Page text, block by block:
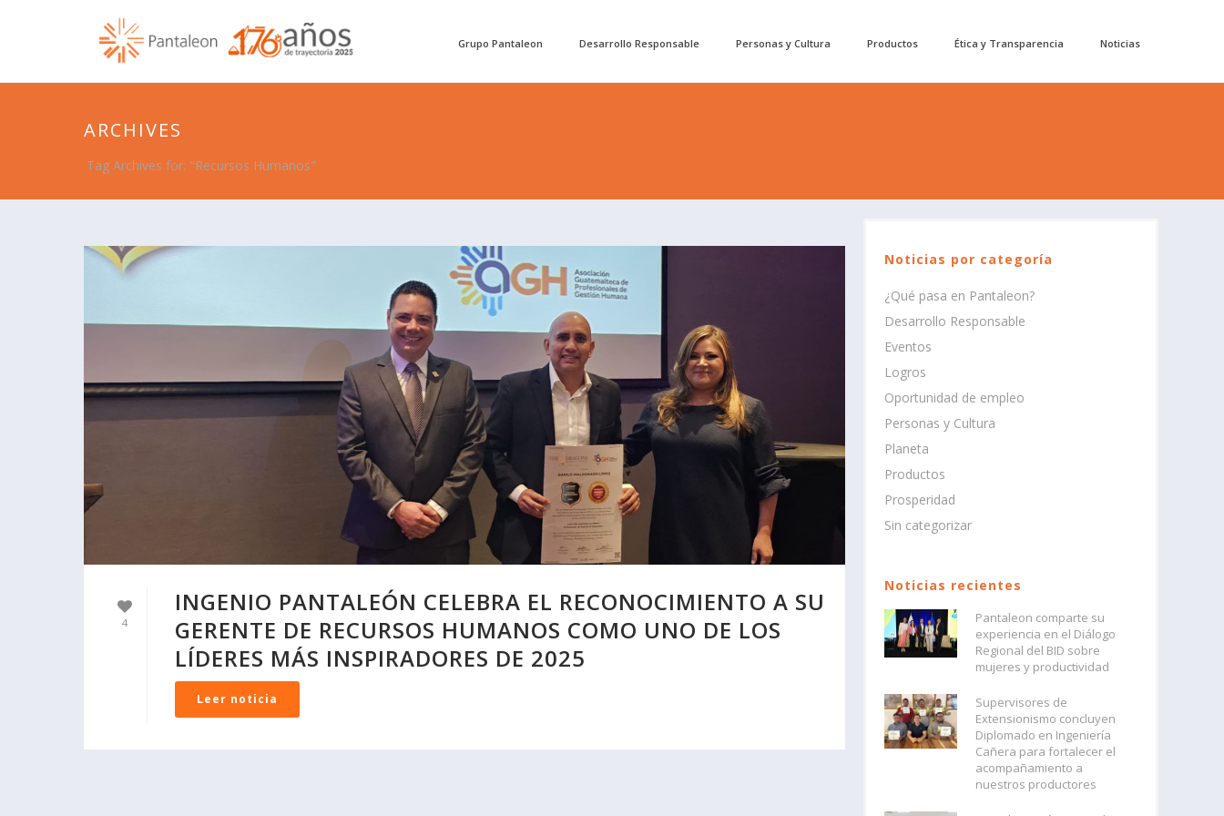
Grupo Pantaleon Desarrollo Responsable Personas y Cultura Productos Ética y Transparencia Noticias
ARCHIVES
Tag Archives for: "Recursos Humanos"
4
INGENIO PANTALEÓN CELEBRA EL RECONOCIMIENTO A SU
GERENTE DE RECURSOS HUMANOS COMO UNO DE LOS
LÍDERES MÁS INSPIRADORES DE 2025
Leer noticia
Noticias por categoría
¿Qué pasa en Pantaleon?
Desarrollo Responsable
Eventos
Logros
Oportunidad de empleo
Personas y Cultura
Planeta
Productos
Prosperidad
Sin categorizar
Noticias recientes
Pantaleon comparte su
experiencia en el Diálogo
Regional del BID sobre
mujeres y productividad
Supervisores de
Extensionismo concluyen
Diplomado en Ingeniería
Cañera para fortalecer el
acompañamiento a
nuestros productores